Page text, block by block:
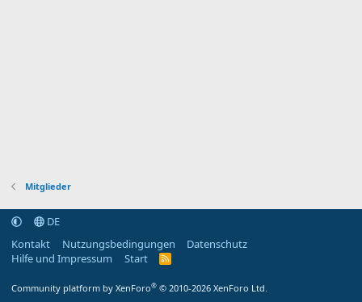
Mitglieder
DE
Kontakt
Nutzungsbedingungen
Datenschutz
Hilfe und Impressum
Start
R
Community platform by XenForo® © 2010-2026 XenForo Ltd.